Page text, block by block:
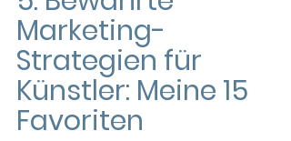
Marketing-
Strategien für
Künstler: Meine 15
Favoriten